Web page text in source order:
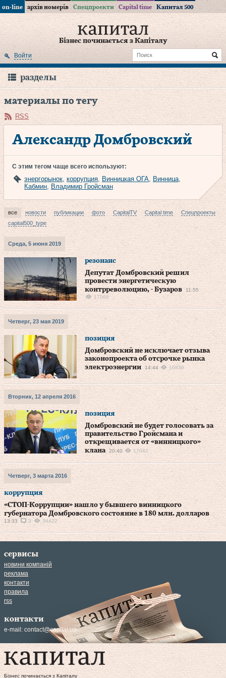
on-line архів номерів Спецпроекти Capital time Капитал 500
Бізнес починається з Капіталу
Войти
разделы
материалы по тегу
RSS
Александр Домбровский
С этим тегом чаще всего используют:
энергорынок, коррупция, Винницкая ОГА, Винница,
Кабмин, Владимир Гройсман
все новости публикации фото CapitalTV Capital time
Спецпроекты
capital500_type
Среда, 5 июня 2019
резонанс
Депутат Домбровский решил
провести энергетическую
контрреволюцию, - Бузаров
11:55
17068
Четверг, 23 мая 2019
позиция
Домбровский не исключает отзыва
законопроекта об отсрочке рынка
электроэнергии
14:44 16836
Вторник, 12 апреля 2016
позиция
Домбровский не будет голосовать за
правительство Гройсмана и
открещивается от «винницкого»
клана
20:40 17042
Четверг, 3 марта 2016
коррупция
«СТОП-Коррупции» нашло у бывшего винницкого
губернатора Домбровского состояние в 180 млн. долларов
13:33 3 34422
сервисы
новини компаній
реклама
контакти
правила
rss
контакти
e-mail: contact@capital.ua
Бізнес починається з Капіталу